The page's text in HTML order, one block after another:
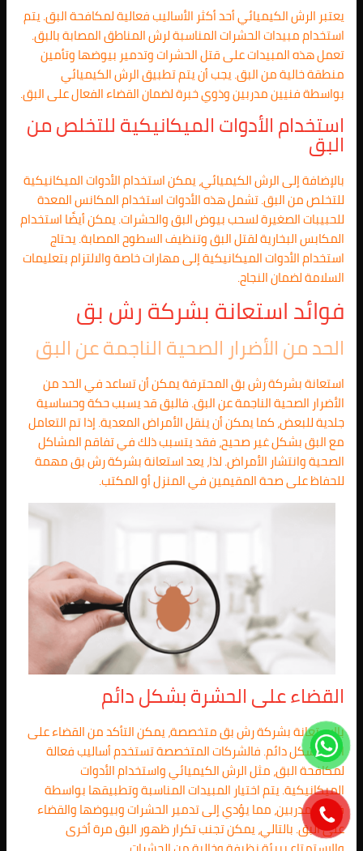
يعتبر الرش الكيميائي أحد أكثر الأساليب فعالية لمكافحة البق. يتم
استخدام مبيدات الحشرات المناسبة لرش المناطق المصابة بالبق.
تعمل هذه المبيدات على قتل الحشرات وتدمير بيوضها وتأمين
منطقة خالية من البق. يجب أن يتم تطبيق الرش الكيميائي
بواسطة فنيين مدربين وذوي خبرة لضمان القضاء الفعال على البق.
استخدام الأدوات الميكانيكية للتخلص من
البق
بالإضافة إلى الرش الكيميائي، يمكن استخدام الأدوات الميكانيكية
للتخلص من البق. تشمل هذه الأدوات استخدام المكانس المعدة
للحبيبات الصغيرة لسحب بيوض البق والحشرات. يمكن أيضًا استخدام
المكابس البخارية لقتل البق وتنظيف السطوح المصابة. يحتاج
استخدام الأدوات الميكانيكية إلى مهارات خاصة والالتزام بتعليمات
السلامة لضمان النجاح.
فوائد استعانة بشركة رش بق
الحد من الأضرار الصحية الناجمة عن البق
استعانة بشركة رش بق المحترفة يمكن أن تساعد في الحد من
الأضرار الصحية الناجمة عن البق. فالبق قد يسبب حكة وحساسية
جلدية للبعض، كما يمكن أن ينقل الأمراض المعدية. إذا تم التعامل
مع البق بشكل غير صحيح، فقد يتسبب ذلك في تفاقم المشاكل
الصحية وانتشار الأمراض. لذا، يعد استعانة بشركة رش بق مهمة
للحفاظ على صحة المقيمين في المنزل أو المكتب.
القضاء على الحشرة بشكل دائم
بالاستعانة بشركة رش بق متخصصة، يمكن التأكد من القضاء على
البق بشكل دائم. فالشركات المتخصصة تستخدم أساليب فعالة
لمكافحة البق، مثل الرش الكيميائي واستخدام الأدوات
الميكانيكية. يتم اختيار المبيدات المناسبة وتطبيقها بواسطة
فنيين مدربين، مما يؤدي إلى تدمير الحشرات وبيوضها والقضاء
على البق. بالتالي، يمكن تجنب تكرار ظهور البق مرة أخرى